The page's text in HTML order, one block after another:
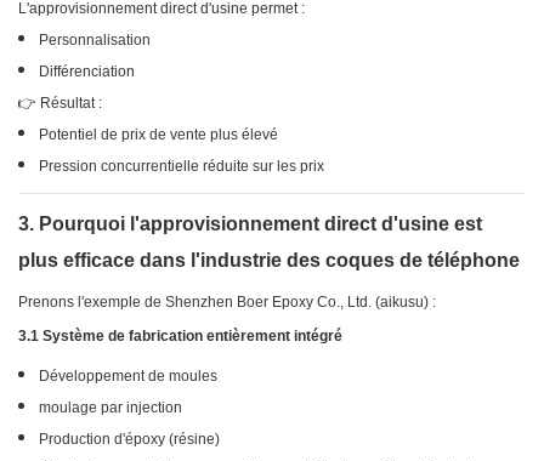
L'approvisionnement direct d'usine permet :
Personnalisation
Différenciation
👉 Résultat :
Potentiel de prix de vente plus élevé
Pression concurrentielle réduite sur les prix
3. Pourquoi l'approvisionnement direct d'usine est
plus efficace dans l'industrie des coques de téléphone
Prenons l'exemple de Shenzhen Boer Epoxy Co., Ltd. (aikusu) :
3.1 Système de fabrication entièrement intégré
Développement de moules
moulage par injection
Production d'époxy (résine)